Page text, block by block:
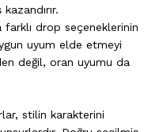
farklı drop seçeneklerinin
uyum elde etmeyi
değil, oran uyumu da
stilin karakterini